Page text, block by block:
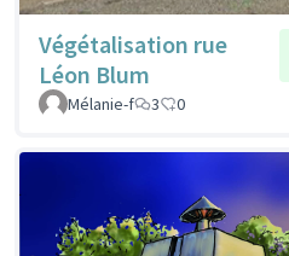
Végétalisation rue
Léon Blum
Mélanie-f
3 0